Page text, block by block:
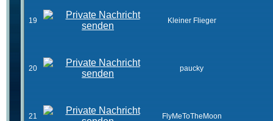
19 Kleiner Flieger
20 paucky
21 FlyMeToTheMoon